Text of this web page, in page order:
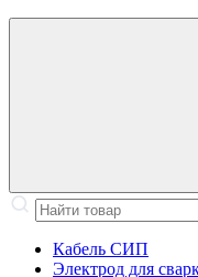
Кабель СИП
Электрод для